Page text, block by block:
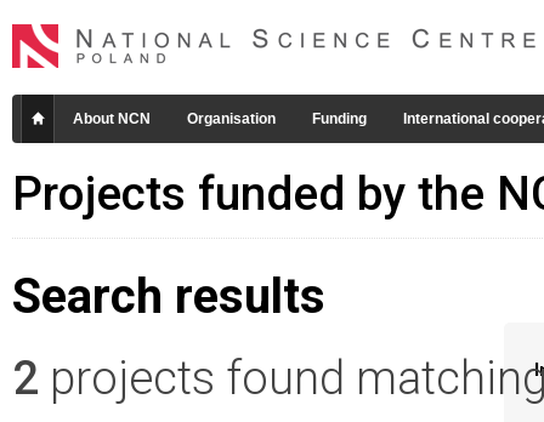
About NCN Organisation Funding International
Projects funded by the
Search results
2 projects found